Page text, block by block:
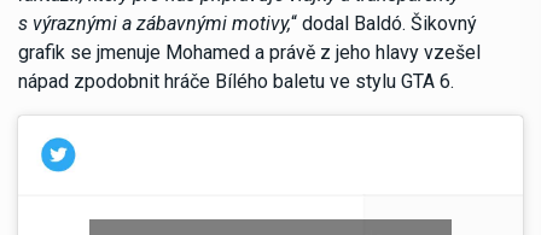
s výraznými a zábavnými motivy,“ dodal Baldó. Šikovný
grafik se jmenuje Mohamed a právě z jeho hlavy vzešel
nápad zpodobnit hráče Bílého baletu ve stylu GTA 6.